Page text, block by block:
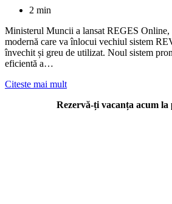
2 min
Ministerul Muncii a lansat REGES Online,
modernă care va înlocui vechiul sistem
învechit și greu de utilizat. Noul sistem
eficientă a…
Citeste mai mult
Rezervă-ți vacanța acum la